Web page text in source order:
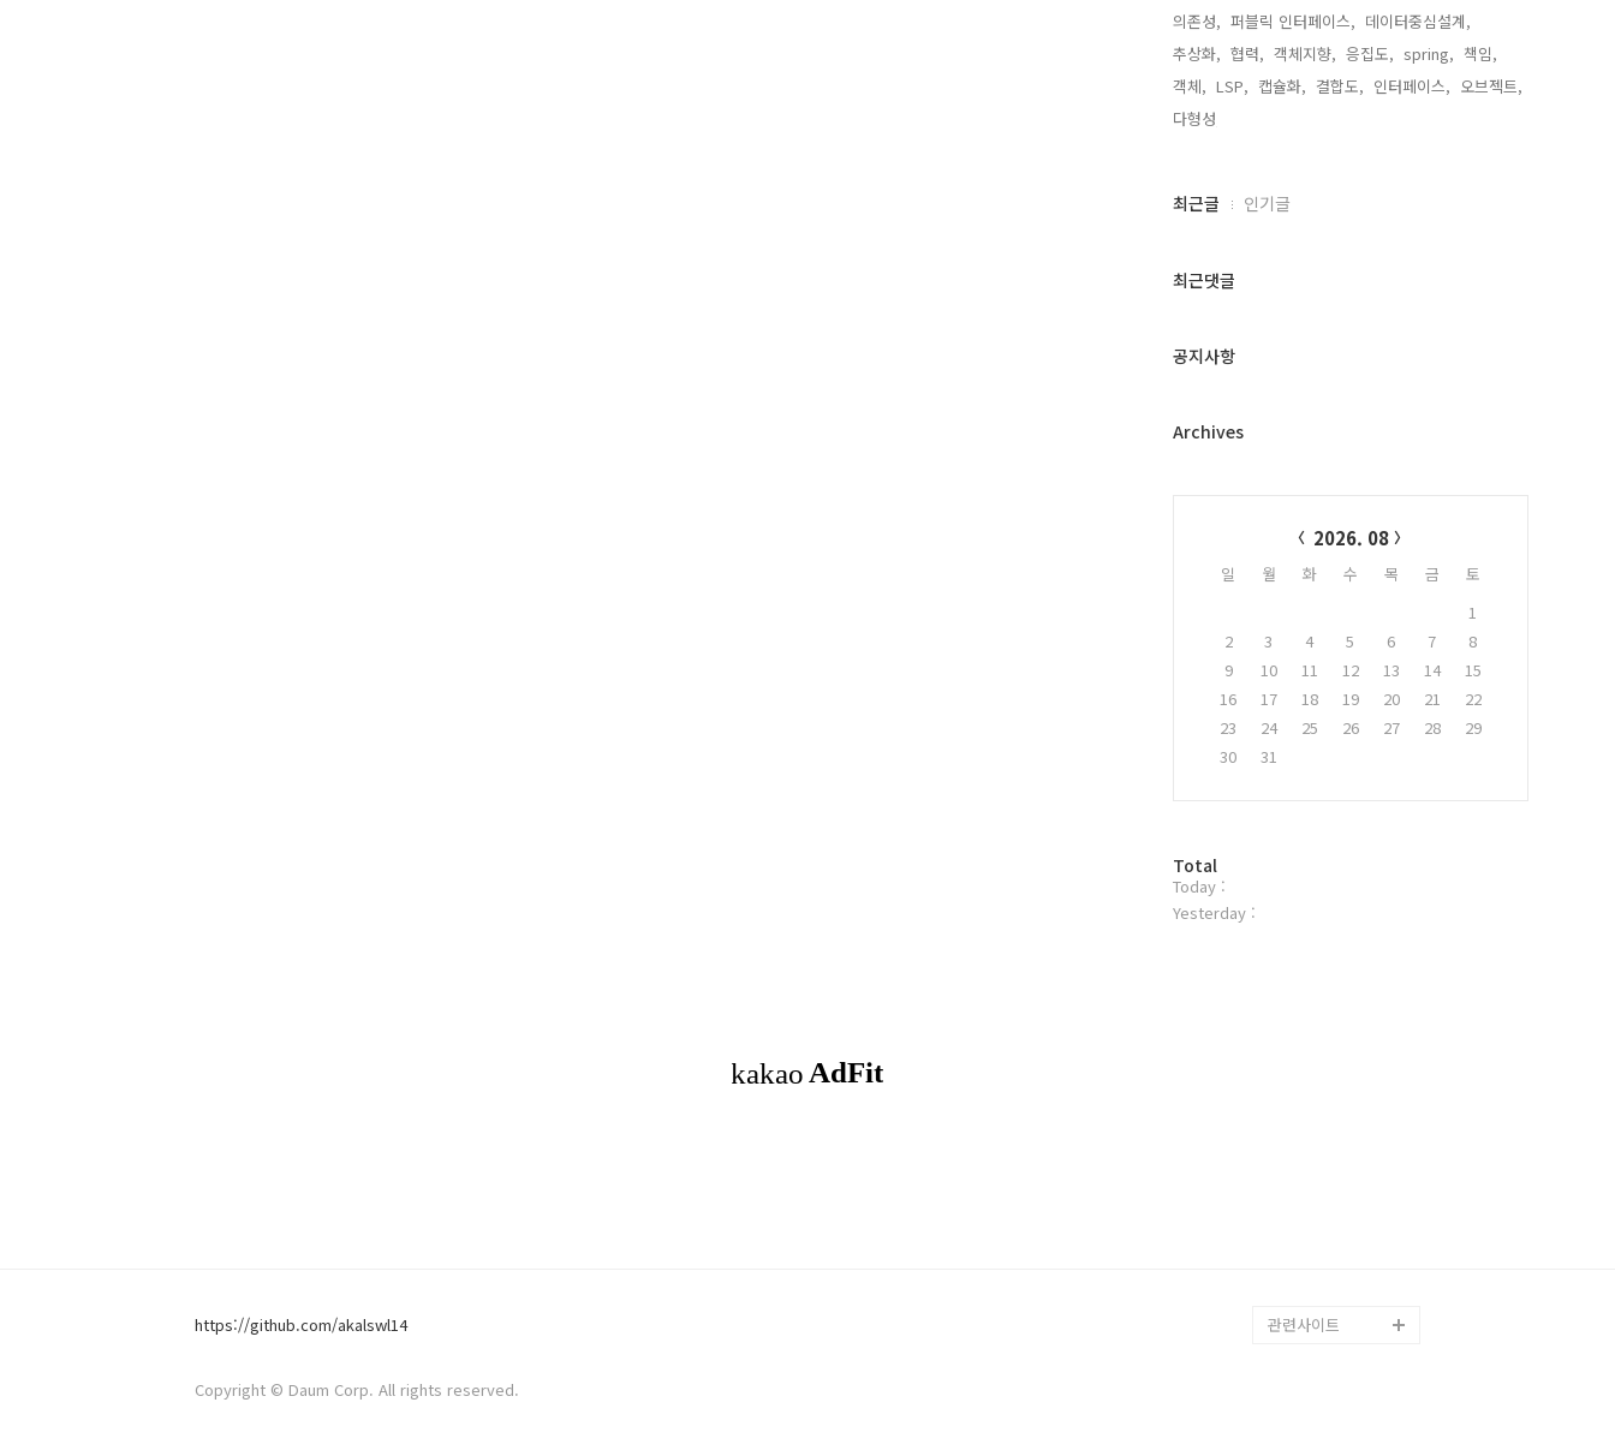
의존성, 퍼블릭 인터페이스, 데이터중심설계,
추상화, 협력, 객체지향, 응집도, spring, 책임,
객체, LSP, 캡슐화, 결합도, 인터페이스, 오브젝트,
다형성,
최
과
글
최근글 인기글
최근댓글
공지사항
Archives
2026. 08
일 월 화 수 목 금
토
1
2
3 4 5 6 7
8
9
10 11 12 13 14
15
16
17 18 19 20 21
22
23
24 25 26 27 28
29
30
31
방
문
자
Total
Today :
Yesterday :
https://github.com/akalswl14
Copyright © Daum Corp. All rights reserved.
관련사이트